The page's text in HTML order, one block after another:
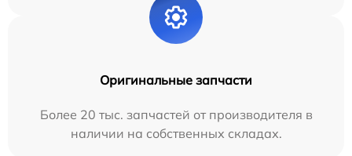
Оригинальные запчасти
Более 20 тыс. запчастей от производителя в
наличии на собственных складах.